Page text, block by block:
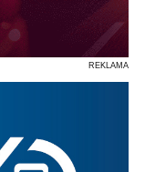
REKLAMA